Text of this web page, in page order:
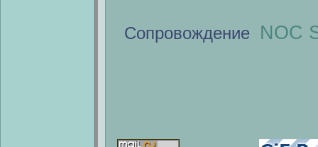
Сопровождение NOC